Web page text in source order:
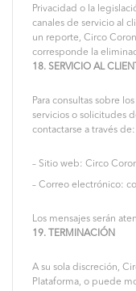
Privacidad o la
canales de servicio al
un reporte, Circo
corresponde la
18. SERVICIO AL
Para consultas sobre
servicios o solicitudes
contactarse a través de:
– Sitio web: Circo
– Correo electrónico:
Los mensajes serán
19. TERMINACIÓN
A su sola discreción,
Plataforma, o puede